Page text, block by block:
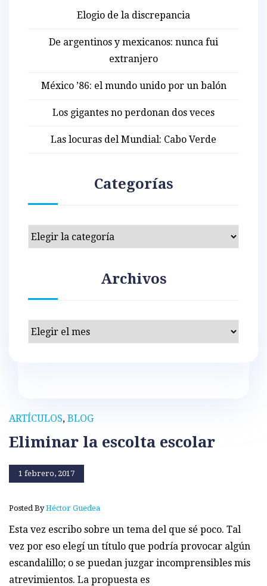
ARTÍCULOS, BLOG
Eliminar la escolta escolar
1 febrero, 2017
Posted ByHéctor Guedea
Esta vez escribo sobre un tema del que sé poco. Tal
vez por eso elegí un título que podría provocar algún
escandalillo; o se puedan juzgar incomprensibles mis
atrevimientos. La propuesta es
Elogio de la discrepancia
De argentinos y mexicanos: nunca fui
extranjero
México ’86: el mundo unido por un balón
Los gigantes no perdonan dos veces
Las locuras del Mundial: Cabo Verde
Categorías
Categorías
Archivos
Archivos